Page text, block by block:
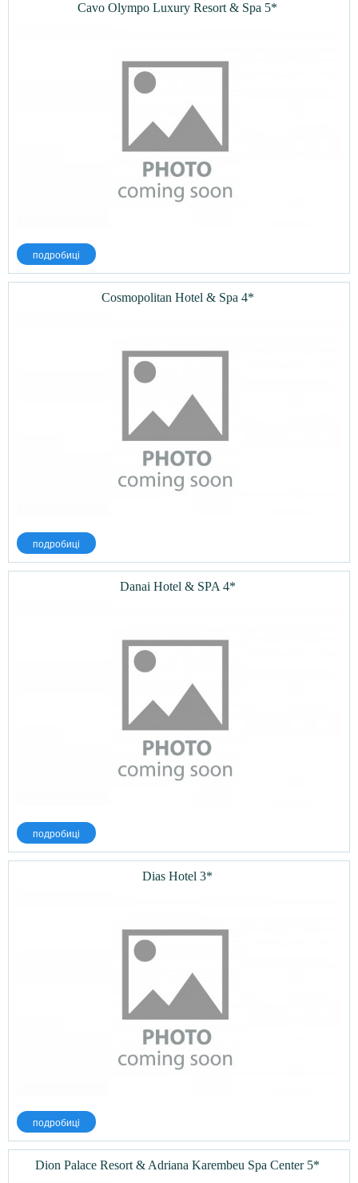
Cavo Olympo Luxury Resort & Spa 5*
подробиці
Cosmopolitan Hotel & Spa 4*
подробиці
Danai Hotel & SPA 4*
подробиці
Dias Hotel 3*
подробиці
Dion Palace Resort & Adriana Karembeu Spa Center 5*